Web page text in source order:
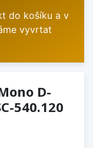
do košíku a v
vyvrtat
D-
540.120